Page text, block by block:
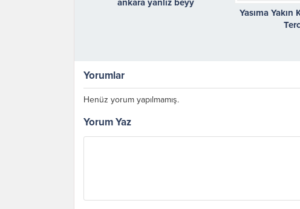
ankara yanlız beyy
Yasıma
Yorumlar
Henüz yorum yapılmamış.
Yorum Yaz